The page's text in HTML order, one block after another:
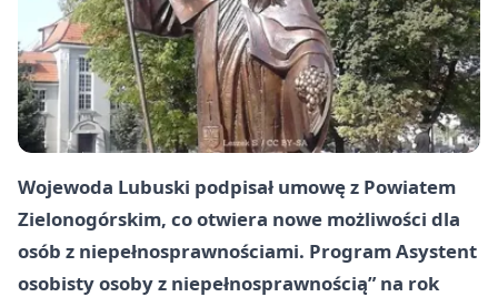
Wojewoda Lubuski podpisał umowę z Powiatem
Zielonogórskim, co otwiera nowe możliwości dla
osób z niepełnosprawnościami. Program Asystent
osobisty osoby z niepełnosprawnością” na rok